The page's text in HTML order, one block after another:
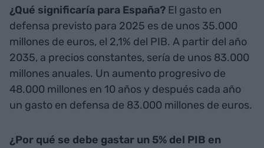
¿Qué significaría para España? El gasto en
defensa previsto para 2025 es de unos 35.000
millones de euros, el 2,1% del PIB. A partir del año
2035, a precios constantes, sería de unos 83.000
millones anuales. Un aumento progresivo de
48.000 millones en 10 años y después cada año
un gasto en defensa de 83.000 millones de euros.
¿Por qué se debe gastar un 5% del PIB en